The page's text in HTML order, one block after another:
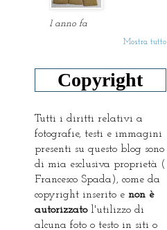
1 anno fa
Mostra tutto
Copyright
Tutti i diritti relativi a
fotografie, testi e immagini
presenti su questo blog sono
di mia esclusiva proprietà (
Francesco Spada), come da
copyright inserito e non è
autorizzatol'utilizzo di
alcuna foto o testo in siti o